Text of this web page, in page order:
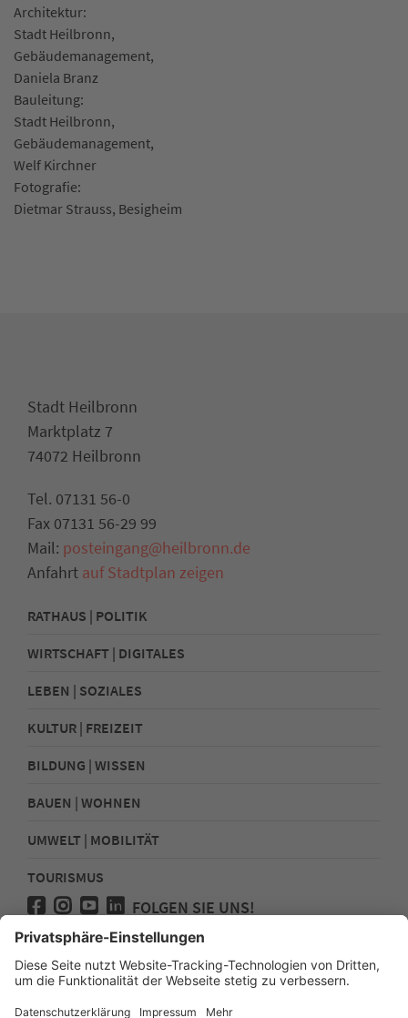
Architektur:
Stadt Heilbronn,
Gebäudemanagement,
Daniela Branz
Bauleitung:
Stadt Heilbronn,
Gebäudemanagement,
Welf Kirchner
Fotografie:
Dietmar Strauss, Besigheim
Stadt Heilbronn
Marktplatz 7
74072 Heilbronn
Tel. 07131 56-0
Fax 07131 56-29 99
Mail: posteingang@heilbronn.de
Anfahrt auf Stadtplan zeigen
RATHAUS | POLITIK
WIRTSCHAFT | DIGITALES
LEBEN | SOZIALES
KULTUR | FREIZEIT
BILDUNG | WISSEN
BAUEN | WOHNEN
UMWELT | MOBILITÄT
TOURISMUS
FOLGEN SIE UNS!
Presse
Kontakt
Impressum